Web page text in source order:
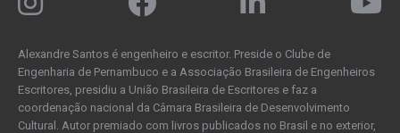
Alexandre Santos é engenheiro e escritor. Preside o Clube de
Engenharia de Pernambuco e a Associação Brasileira de Engenheiros
Escritores, presidiu a União Brasileira de Escritores e faz a
coordenação nacional da Câmara Brasileira de Desenvolvimento
Cultural. Autor premiado com livros publicados no Brasil e no exterior,